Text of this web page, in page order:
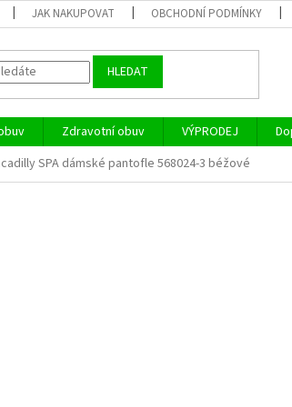
JAK NAKUPOVAT OBCHODNÍ PODMÍNKY
HLEDAT
Zdravotní obuv VÝPRODEJ
SPA dámské pantofle 568024-3 béžové